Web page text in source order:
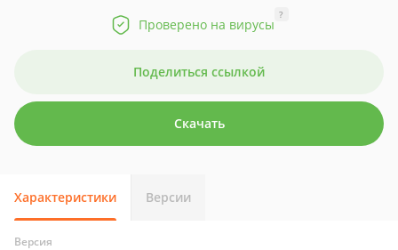
Проверено на вирусы
?
Поделиться ссылкой
Скачать
Характеристики Версии
Версия